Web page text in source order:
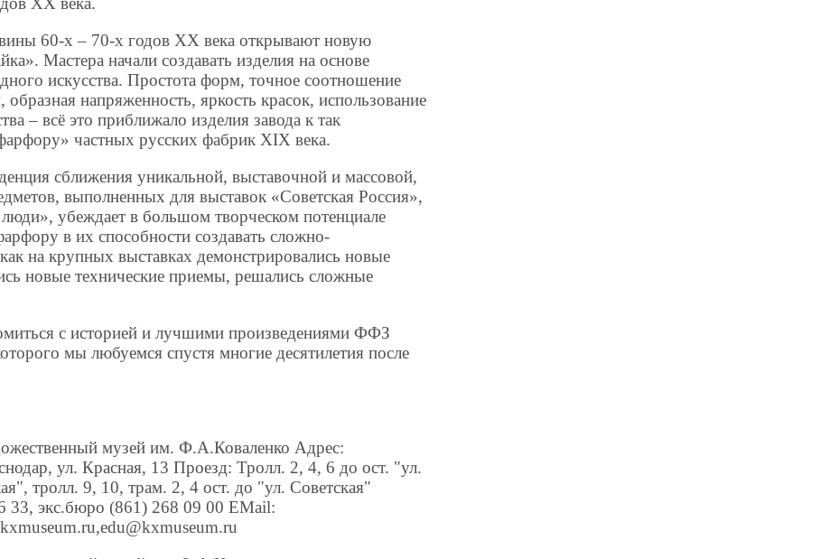
60-х – 70-х годов ХХ века открывают новую
Мастера начали создавать изделия на основе
искусства. Простота форм, точное соотношение
напряженность, яркость красок, использование
– всё это приближало изделия завода к так
частных русских фабрик XIX века.
сближения уникальной, выставочной и массовой,
выполненных для выставок «Советская Россия»,
убеждает в большом творческом потенциале
в их способности создавать сложно-
на крупных выставках демонстрировались новые
новые технические приемы, решались сложные
с историей и лучшими произведениями ФФЗ
мы любуемся спустя многие десятилетия после
музей им. Ф.А.Коваленко Адрес:
ул. Красная, 13 Проезд: Тролл. 2, 4, 6 до ост. "ул.
тролл. 9, 10, трам. 2, 4 ост. до "ул. Советская"
33, экс.бюро (861) 268 09 00 EMail: